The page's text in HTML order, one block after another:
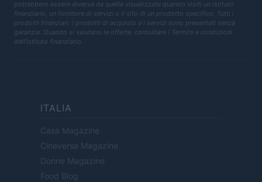
potrebbero essere diverse da quelle visualizzate quando visiti un istituto
finanziario, un fornitore di servizi o il sito di un prodotto specifico. Tutti i
prodotti finanziari, i prodotti di acquisto e i servizi sono presentati senza
garanzia. Quando si valutano le offerte, consultare i Termini e condizioni
dell'istituto finanziario.
ITALIA
Casa Magazine
Cineverse Magazine
Donne Magazine
Food Blog